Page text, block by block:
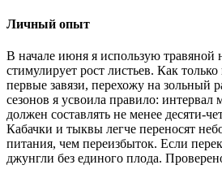
Личный опыт
В начале июня я использую травяной
стимулирует рост листьев. Как
первые завязи, перехожу на зольный
сезонов я усвоила правило:
должен составлять не менее десяти-
Кабачки и тыквы легче переносят
питания, чем переизбыток. Если
джунгли без единого плода.